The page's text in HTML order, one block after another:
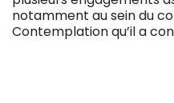
notamment au sein du
Contemplation qu’il a